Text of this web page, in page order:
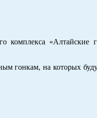
комплекса
гонкам, на которых